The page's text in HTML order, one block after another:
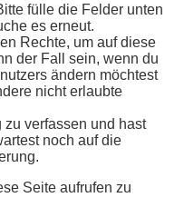
fülle die Felder unten
es erneut.
Rechte, um auf diese
der Fall sein, wenn du
ändern möchtest
nicht erlaubte
zu verfassen und hast
noch auf die
Seite aufrufen zu